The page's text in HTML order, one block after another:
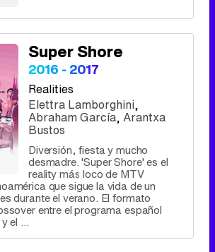
Super Shore
2016 - 2017
Realities
Elettra Lamborghini,
Abraham García, Arantxa
Bustos
Diversión, fiesta y mucho
desmadre. 'Super Shore' es el
reality más loco de MTV
que sigue la vida de un
durante el verano. El formato
entre el programa español
el ...